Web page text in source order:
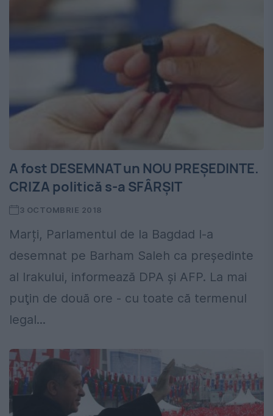
A fost DESEMNAT un NOU PREȘEDINTE.
CRIZA politică s-a SFÂRȘIT
3 OCTOMBRIE 2018
Marți, Parlamentul de la Bagdad l-a
desemnat pe Barham Saleh ca preşedinte
al Irakului, informează DPA şi AFP. La mai
puţin de două ore - cu toate că termenul
legal...